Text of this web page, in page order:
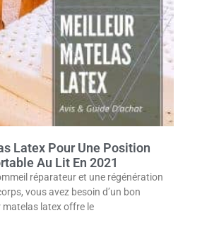
Latex Pour Une Position
Au Lit En 2021
réparateur et une régénération
vous avez besoin d’un bon
matelas latex offre le